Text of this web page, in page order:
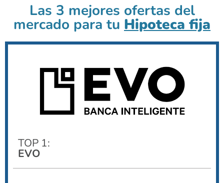
Las 3 mejores ofertas del
mercado para tu Hipoteca fija
TOP 1:
EVO